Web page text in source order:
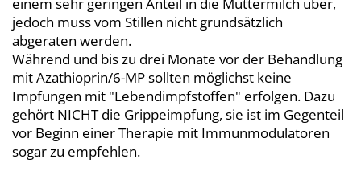
jedoch muss vom Stillen nicht grundsätzlich
abgeraten werden.
Während und bis zu drei Monate vor der Behandlung
mit Azathioprin/6-MP sollten möglichst keine
Impfungen mit "Lebendimpfstoffen" erfolgen. Dazu
gehört NICHT die Grippeimpfung, sie ist im Gegenteil
vor Beginn einer Therapie mit Immunmodulatoren
sogar zu empfehlen.